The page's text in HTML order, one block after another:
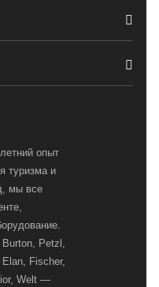
опыт
туризма и
мы все
Petzl,
Fischer,
Welt —